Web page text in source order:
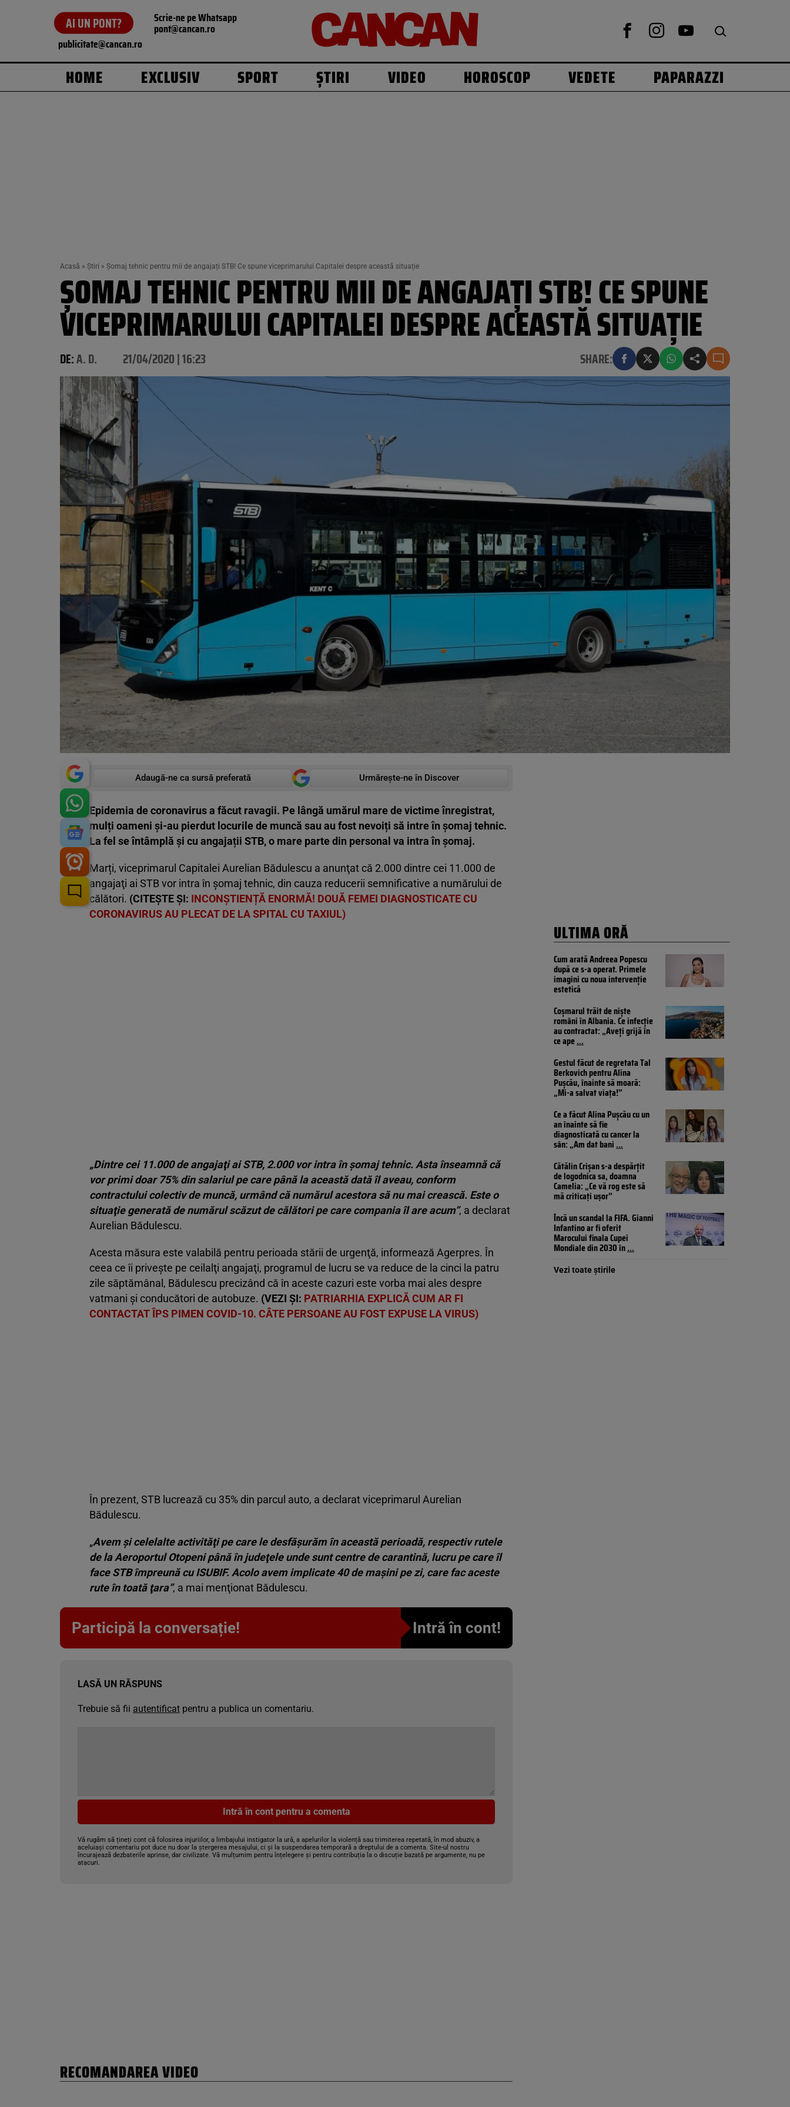
AI UN PONT? Scrie-ne pe Whatsapp
pont@cancan.ro
publicitate@cancan.ro
HOME EXCLUSIV SPORT ȘTIRI VIDEO HOROSCOP VEDETE PAPARAZZI
Acasă » Știri » Șomaj tehnic pentru mii de angajați STB! Ce spune viceprimarului Capitalei despre această situație
ȘOMAJ TEHNIC PENTRU MII DE ANGAJAȚI STB! CE SPUNE
VICEPRIMARULUI CAPITALEI DESPRE ACEASTĂ SITUAȚIE
DE:A. D. 21/04/2020 | 16:23 SHARE:
Adaugă-ne ca sursă preferată Urmărește-ne în Discover
Epidemia de coronavirus a făcut ravagii. Pe lângă umărul mare de victime înregistrat,
mulți oameni și-au pierdut locurile de muncă sau au fost nevoiți să intre în șomaj tehnic.
La fel se întâmplă și cu angajații STB, o mare parte din personal va intra în șomaj.
Marți, viceprimarul Capitalei Aurelian Bădulescu a anunţat că 2.000 dintre cei 11.000 de
angajaţi ai STB vor intra în şomaj tehnic, din cauza reducerii semnificative a numărului de
călători. (CITEȘTE ȘI: INCONȘTIENȚĂ ENORMĂ! DOUĂ FEMEI DIAGNOSTICATE CU
CORONAVIRUS AU PLECAT DE LA SPITAL CU TAXIUL)
„Dintre cei 11.000 de angajaţi ai STB, 2.000 vor intra în şomaj tehnic. Asta înseamnă că
vor primi doar 75% din salariul pe care până la această dată îl aveau, conform
contractului colectiv de muncă, urmând că numărul acestora să nu mai crească. Este o
situaţie generată de numărul scăzut de călători pe care compania îl are acum”, a declarat
Aurelian Bădulescu.
Acesta măsura este valabilă pentru perioada stării de urgenţă, informează Agerpres. În
ceea ce îi privește pe ceilalţi angajaţi, programul de lucru se va reduce de la cinci la patru
zile săptămânal, Bădulescu precizând că în aceste cazuri este vorba mai ales despre
vatmani şi conducători de autobuze. (VEZI ȘI: PATRIARHIA EXPLICĂ CUM AR FI
CONTACTAT ÎPS PIMEN COVID-10. CÂTE PERSOANE AU FOST EXPUSE LA VIRUS)
În prezent, STB lucrează cu 35% din parcul auto, a declarat viceprimarul Aurelian
Bădulescu.
„Avem şi celelalte activităţi pe care le desfăşurăm în această perioadă, respectiv rutele
de la Aeroportul Otopeni până în judeţele unde sunt centre de carantină, lucru pe care îl
face STB împreună cu ISUBIF. Acolo avem implicate 40 de maşini pe zi, care fac aceste
rute în toată ţara”, a mai menţionat Bădulescu.
Participă la conversație! Intră în cont!
LASĂ UN RĂSPUNS
Trebuie să fii autentificat pentru a publica un comentariu.
Intră în cont pentru a comenta
Vă rugăm să țineți cont că folosirea injuriilor, a limbajului instigator la ură, a apelurilor la violență sau trimiterea repetată, în mod abuziv, a
aceluiași comentariu pot duce nu doar la ștergerea mesajului, ci și la suspendarea temporară a dreptului de a comenta. Site-ul nostru
încurajează dezbaterile aprinse, dar civilizate. Vă mulțumim pentru înțelegere și pentru contribuția la o discuție bazată pe argumente, nu pe
atacuri.
RECOMANDAREA VIDEO
ULTIMA ORĂ
Cum arată Andreea Popescu
după ce s-a operat. Primele
imagini cu noua intervenție
estetică
Coșmarul trăit de niște
români în Albania. Ce infecție
au contractat: „Aveți grijă în
ce ape...
Gestul făcut de regretata Tal
Berkovich pentru Alina
Pușcău, înainte să moară:
„Mi-a salvat viața!”
Ce a făcut Alina Pușcău cu un
an înainte să fie
diagnosticată cu cancer la
sân: „Am dat bani...
Cătălin Crișan s-a despărțit
de logodnica sa, doamna
Camelia: „Ce vă rog este să
mă criticați ușor”
Încă un scandal la FIFA. Gianni
Infantino ar fi oferit
Marocului finala Cupei
Mondiale din 2030 în...
Vezi toate știrile